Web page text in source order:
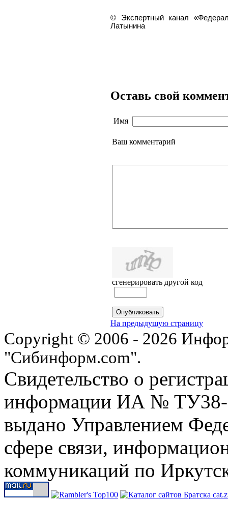
© Экспертный канал
Латынина
Оставь свой
Имя
Ваш комментарий
сгенерировать другой код
На предыдущую страницу
Copyright © 2006 - 2026
"Сибинформ.com".
Свидетельство о
информации ИА № ТУ38-
выдано Управлением
сфере связи,
коммуникаций по